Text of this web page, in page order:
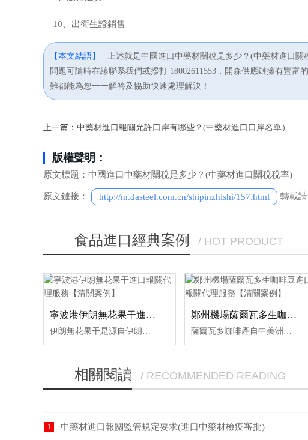
10、出衛生證銷售
【本文結語】
上述就是中國進口中藥材關稅是多少？(中藥材進口
問題可隨時在線聯系我們或撥打 18002611553，開森供應鏈擁有豐
難都能為您一一解答及協助快速處理解決！
上一篇： 中藥材進口報關允許口岸有哪些？(中藥材進口口岸名單）
版權聲明：
原文標題：中國進口中藥材關稅是多少？(中藥材進口關稅稅率)
原文鏈接： http://m.dasteel.com.cn/shipinzhishi/157.html 轉載
食品進口經典案例 / HOT PRODUCT
寧波港伊朗無花果干進口報關代理服務【清關案例】
伊朗無花果干是源自伊朗高原的特色果干，憑借?自然晾曬、無添加、口感軟糯?的特點很受歡迎，尤其是埃斯塔班（Estahban）產區的品種，因晝夜溫差大糖分積累足，被譽為“黃金果干”。開森進口供應鏈擁有無花果干進口報關操作經驗及案例，十余年操作經驗及案例可供參考，可按需定制無花果干進
鄭州機場薩爾瓦多生咖啡豆進口報關代理服務【清關案例】
薩爾瓦多咖啡產自中美洲國家薩爾瓦多，屬中美洲特產咖啡，主產區分布于圣安娜火山等火山灰覆蓋的高地邊坡，主要種植帕卡馬拉、波旁等品種。其咖啡豆以酸苦甜均衡、香醇略酸為特征，兼具柑橘、茉莉花及巧克力等復合香氣，適合中度至深度烘焙，按海拔劃分為SHB（特硬豆）、HEC等等級。開森進口供應鏈擁有生咖啡豆進口
相關閱讀 / RECOMMENDED READING
1 中藥材進口報關監管規定要求(進口中藥材檢疫審批)